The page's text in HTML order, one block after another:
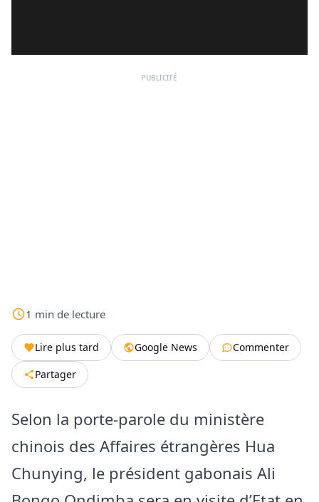
PUBLICITÉ
1 min de lecture
Lire plus tard Google News
Commenter
Partager
Selon la porte-parole du ministère
chinois des Affaires étrangères Hua
Chunying, le président gabonais Ali